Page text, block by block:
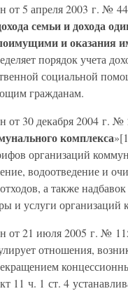
от 5 апреля 2003 г. №
семьи и дохода
и оказания
порядок учета
социальной
гражданам.
от 30 декабря 2004 г.
комплекса
организаций
водоотведение и
а также
и услуги организаций
от 21 июля 2005 г. №
отношения,
11 ч. 1 ст. 4